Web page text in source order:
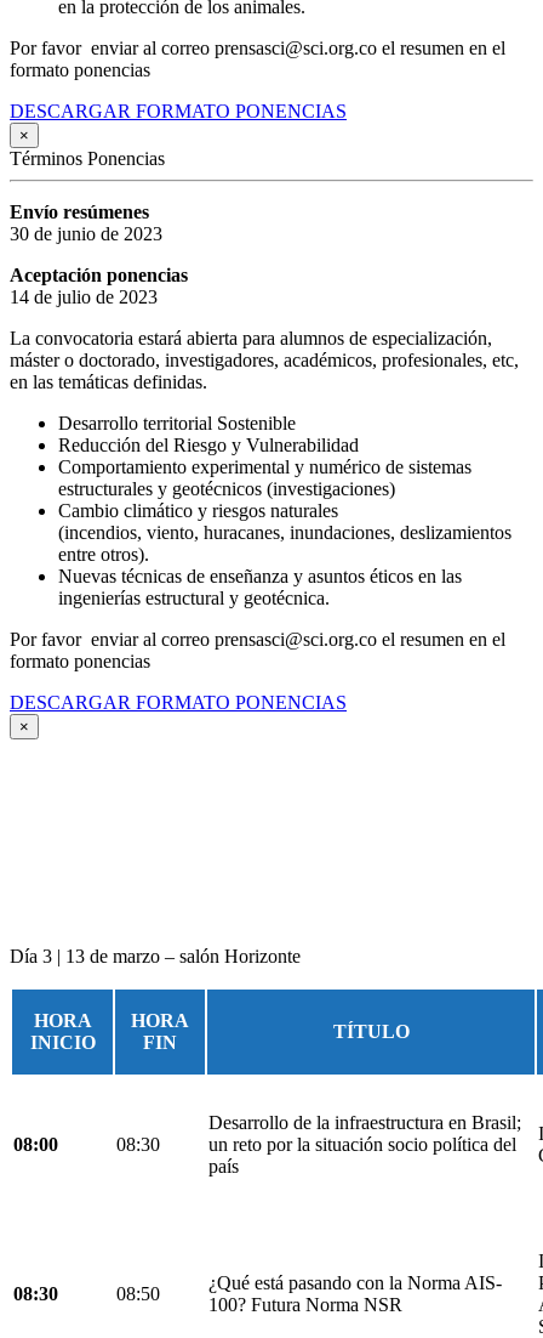
en la protección de los animales.
Por favor enviar al correo prensasci@sci.org.co el resumen en el
formato ponencias
DESCARGAR FORMATO PONENCIAS
×
Términos Ponencias
Envío resúmenes
30 de junio de 2023
Aceptación ponencias
14 de julio de 2023
La convocatoria estará abierta para alumnos de especialización,
máster o doctorado, investigadores, académicos, profesionales, etc,
en las temáticas definidas.
Desarrollo territorial Sostenible
Reducción del Riesgo y Vulnerabilidad
Comportamiento experimental y numérico de sistemas
estructurales y geotécnicos (investigaciones)
Cambio climático y riesgos naturales
(incendios, viento, huracanes, inundaciones, deslizamientos
entre otros).
Nuevas técnicas de enseñanza y asuntos éticos en las
ingenierías estructural y geotécnica.
Por favor enviar al correo prensasci@sci.org.co el resumen en el
formato ponencias
DESCARGAR FORMATO PONENCIAS
×
Día 3 | 13 de marzo – salón Horizonte
HORA
INICIO
HORA
FIN
TÍTULO
08:00 08:30
Desarrollo de la infraestructura en Brasil;
un reto por la situación socio política del
país
08:30 08:50
¿Qué está pasando con la Norma AIS-
100? Futura Norma NSR